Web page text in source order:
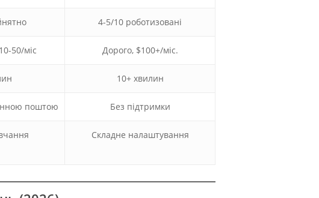
4-5/10 роботизовані
50/міс Дорого, $100+/міс.
10+ хвилин
поштою Без підтримки
Складне налаштування